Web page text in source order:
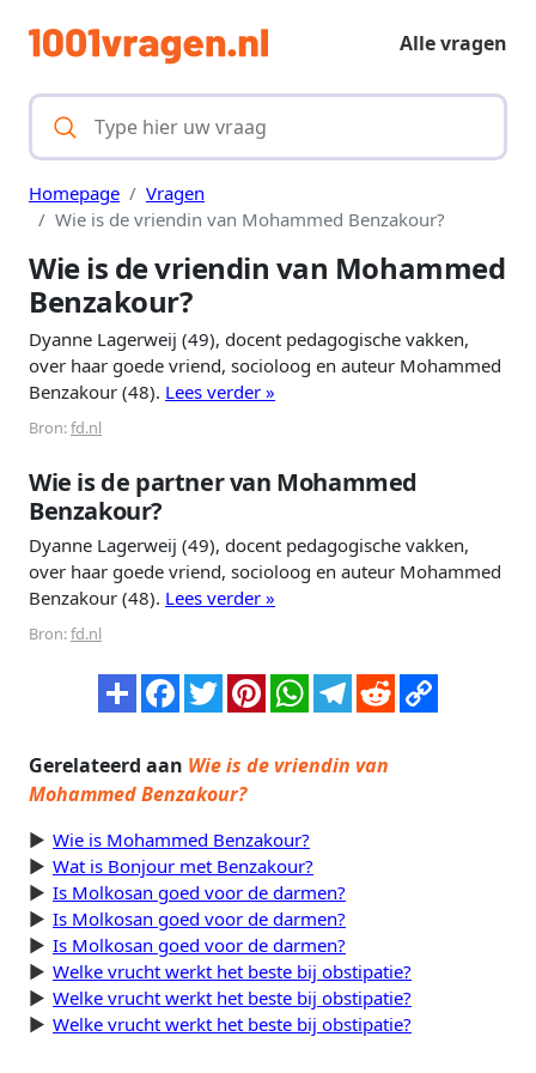
Alle vragen
Homepage
Vragen
Wie is de vriendin van Mohammed Benzakour?
Wie is de vriendin van Mohammed
Benzakour?
Dyanne Lagerweij (49), docent pedagogische vakken,
over haar goede vriend, socioloog en auteur Mohammed
Benzakour (48). Lees verder »
Bron:fd.nl
Wie is de partner van Mohammed
Benzakour?
Dyanne Lagerweij (49), docent pedagogische vakken,
over haar goede vriend, socioloog en auteur Mohammed
Benzakour (48). Lees verder »
Bron:fd.nl
Gerelateerd aan Wie is de vriendin van
Mohammed Benzakour?
Wie is Mohammed Benzakour?
Wat is Bonjour met Benzakour?
Is Molkosan goed voor de darmen?
Is Molkosan goed voor de darmen?
Is Molkosan goed voor de darmen?
Welke vrucht werkt het beste bij obstipatie?
Welke vrucht werkt het beste bij obstipatie?
Welke vrucht werkt het beste bij obstipatie?